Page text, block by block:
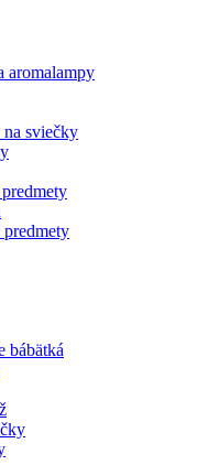
aromalampy
sviečky
predmety
bábätká